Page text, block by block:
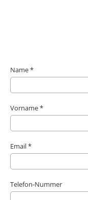
Name *
Vorname *
Email *
Telefon-Nummer